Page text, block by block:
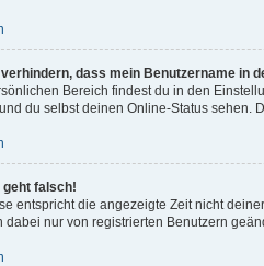
dass mein Benutzername in
Bereich findest du in den
du selbst deinen Online-Status sehen.
geht falsch!
entspricht die angezeigte Zeit nicht
dabei nur von registrierten Benutzern